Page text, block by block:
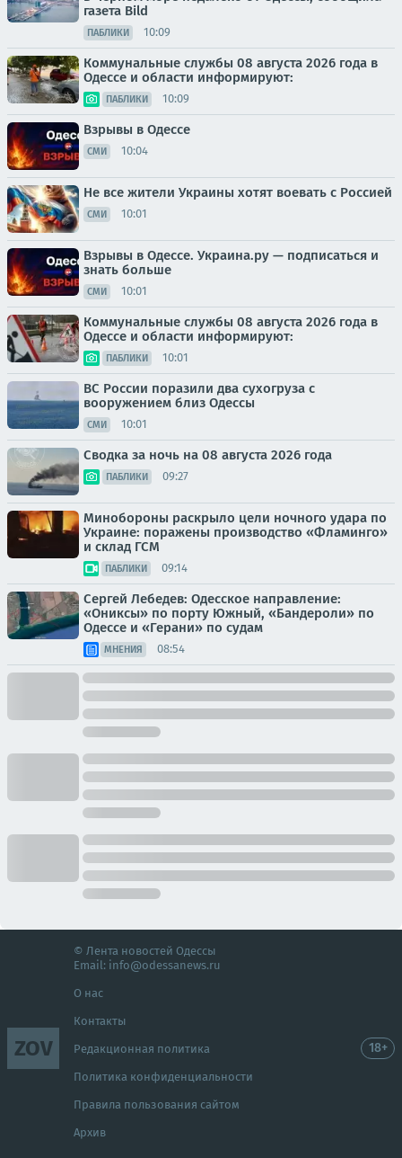
газета Bild
ПАБЛИКИ 10:09
Коммунальные службы 08 августа 2026 года в
Одессе и области информируют:
ПАБЛИКИ 10:09
Взрывы в Одессе
СМИ 10:04
Не все жители Украины хотят воевать с Россией
СМИ 10:01
Взрывы в Одессе. Украина.ру — подписаться и
знать больше
СМИ 10:01
Коммунальные службы 08 августа 2026 года в
Одессе и области информируют:
ПАБЛИКИ 10:01
ВС России поразили два сухогруза с
вооружением близ Одессы
СМИ 10:01
Сводка за ночь на 08 августа 2026 года
ПАБЛИКИ 09:27
Минобороны раскрыло цели ночного удара по
Украине: поражены производство «Фламинго»
и склад ГСМ
ПАБЛИКИ 09:14
Сергей Лебедев: Одесское направление:
«Ониксы» по порту Южный, «Бандероли» по
Одессе и «Герани» по судам
МНЕНИЯ 08:54
ZOV
© Лента новостей Одессы
Email: info@odessanews.ru
О нас
Контакты
Редакционная политика
Политика конфиденциальности
Правила пользования сайтом
Архив
18+